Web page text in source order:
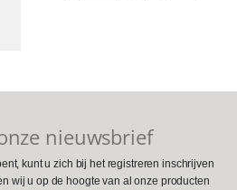
nieuwsbrief
kunt u zich bij het registreren inschrijven
wij u op de hoogte van al onze producten